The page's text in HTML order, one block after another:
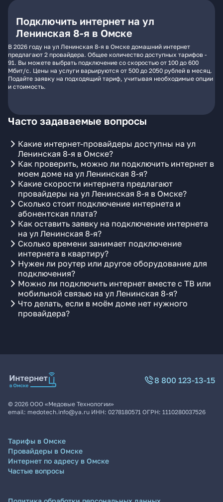
Подключить интернет на ул
Ленинская 8-я в Омске
В 2026 году на ул Ленинская 8-я в Омске домашний интернет
предлагают 2 провайдера. Общее количество доступных тарифов -
91. Вы можете выбрать подключение со скоростью от 100 до 600
Мбит/с. Цены на услуги варьируются от 500 до 2050 рублей в месяц.
Подайте заявку на подходящий тариф, учитывая необходимые опции
и стоимость.
Часто задаваемые вопросы
Какие интернет-провайдеры доступны на ул
Ленинская 8-я в Омске?
Как проверить, можно ли подключить интернет в
моем доме на ул Ленинская 8-я?
Какие скорости интернета предлагают
провайдеры на ул Ленинская 8-я в Омске?
Сколько стоит подключение интернета и
абонентская плата?
Как оставить заявку на подключение интернета
на ул Ленинская 8-я?
Сколько времени занимает подключение
интернета в квартиру?
Нужен ли роутер или другое оборудование для
подключения?
Можно ли подключить интернет вместе с ТВ или
мобильной связью на ул Ленинская 8-я?
Что делать, если в моём доме нет нужного
провайдера?
8 800 123-13-15
© 2026 ООО «Медовые Технологии»
email: medotech.info@ya.ru ИНН: 0278180571 ОГРН: 1110280037526
Тарифы в Омске
Провайдеры в Омске
Интернет по адресу в Омске
Частые вопросы